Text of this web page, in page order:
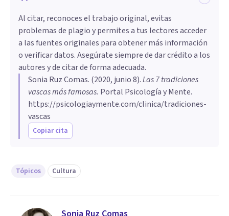
Al citar, reconoces el trabajo original, evitas
problemas de plagio y permites a tus lectores acceder
a las fuentes originales para obtener más información
o verificar datos. Asegúrate siempre de dar crédito a los
autores y de citar de forma adecuada.
Sonia Ruz Comas. (2020, junio 8).Las 7 tradiciones
vascas más famosas. Portal Psicología y Mente.
https://psicologiaymente.com/clinica/tradiciones-
vascas
Copiar cita
Tópicos Cultura